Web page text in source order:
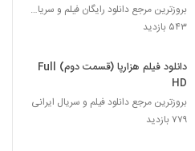
بروزترین مرجع دانلود رایگان فیلم و سریال ایرانی
۵۴۳ بازدید
دانلود فیلم هزارپا (قسمت دوم) Full
HD
بروزترین مرجع دانلود فیلم و سریال ایرانی
۷۷۹ بازدید